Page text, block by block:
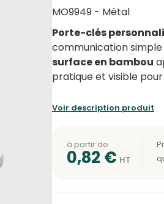
MO9949 - Métal
Porte-clés
communication
surface en bambou
pratique et visible
Voir description produit
à partir de
0,82 €